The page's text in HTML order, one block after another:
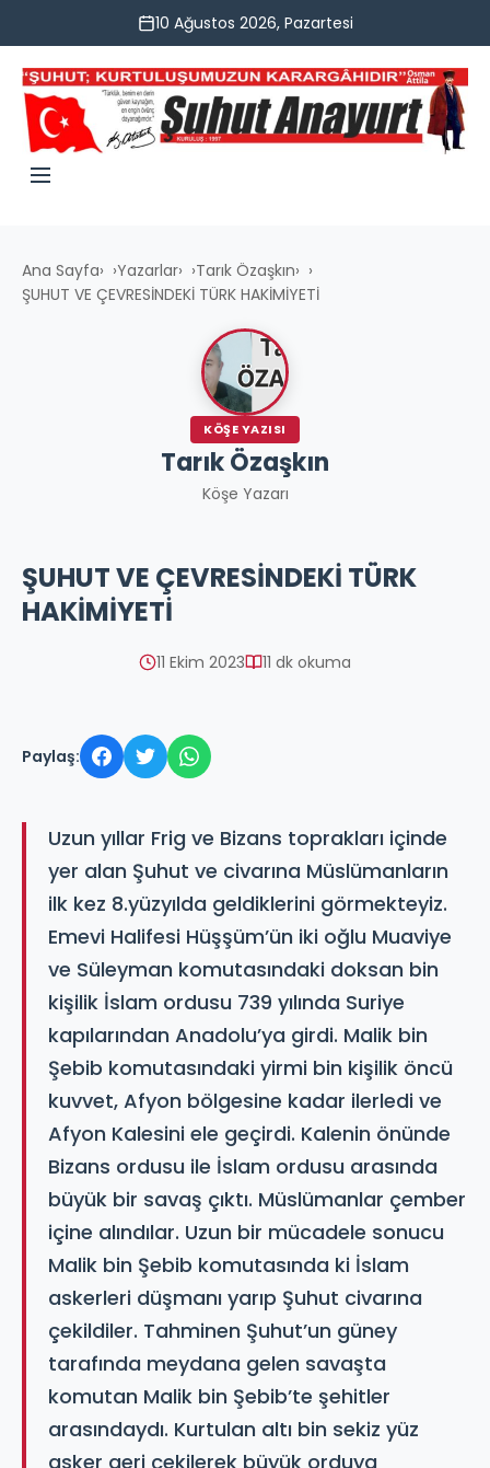
10 Ağustos 2026, Pazartesi
Ana Sayfa› Yazarlar› Tarık Özaşkın›
ŞUHUT VE ÇEVRESİNDEKİ TÜRK HAKİMİYETİ
KÖŞE YAZISI
Tarık Özaşkın
Köşe Yazarı
ŞUHUT VE ÇEVRESİNDEKİ TÜRK
HAKİMİYETİ
11 Ekim 2023 11 dk okuma
Paylaş:
Uzun yıllar Frig ve Bizans toprakları içinde
yer alan Şuhut ve civarına Müslümanların
ilk kez 8.yüzyılda geldiklerini görmekteyiz.
Emevi Halifesi Hüşşüm’ün iki oğlu Muaviye
ve Süleyman komutasındaki doksan bin
kişilik İslam ordusu 739 yılında Suriye
kapılarından Anadolu’ya girdi. Malik bin
Şebib komutasındaki yirmi bin kişilik öncü
kuvvet, Afyon bölgesine kadar ilerledi ve
Afyon Kalesini ele geçirdi. Kalenin önünde
Bizans ordusu ile İslam ordusu arasında
büyük bir savaş çıktı. Müslümanlar çember
içine alındılar. Uzun bir mücadele sonucu
Malik bin Şebib komutasında ki İslam
askerleri düşmanı yarıp Şuhut civarına
çekildiler. Tahminen Şuhut’un güney
tarafında meydana gelen savaşta
komutan Malik bin Şebib’te şehitler
arasındaydı. Kurtulan altı bin sekiz yüz
asker geri çekilerek büyük orduya